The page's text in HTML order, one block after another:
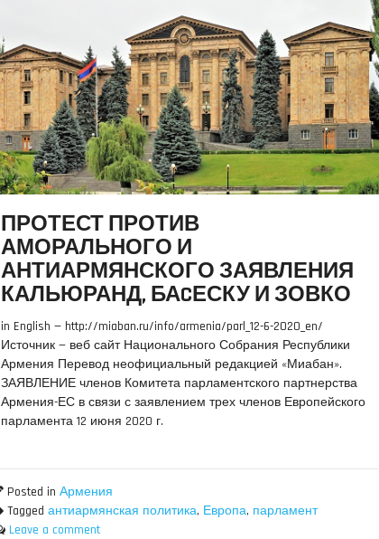
ПРОТЕСТ ПРОТИВ
АМОРАЛЬНОГО И
АНТИАРМЯНСКОГО ЗАЯВЛЕНИЯ
КАЛЬЮРАНД, БАCЕСКУ И ЗОВКО
in English — http://miaban.ru/info/armenia/parl_12-6-2020_en/
Источник — веб сайт Национального Собрания Республики
Армения Перевод неофициальный редакцией «Миабан».
ЗАЯВЛЕНИЕ членов Комитета парламентского партнерства
Армения-ЕС в связи с заявлением трех членов Европейского
парламента 12 июня 2020 г.
Posted in Армения
Tagged антиармянская политика, Европа, парламент
Leave a comment